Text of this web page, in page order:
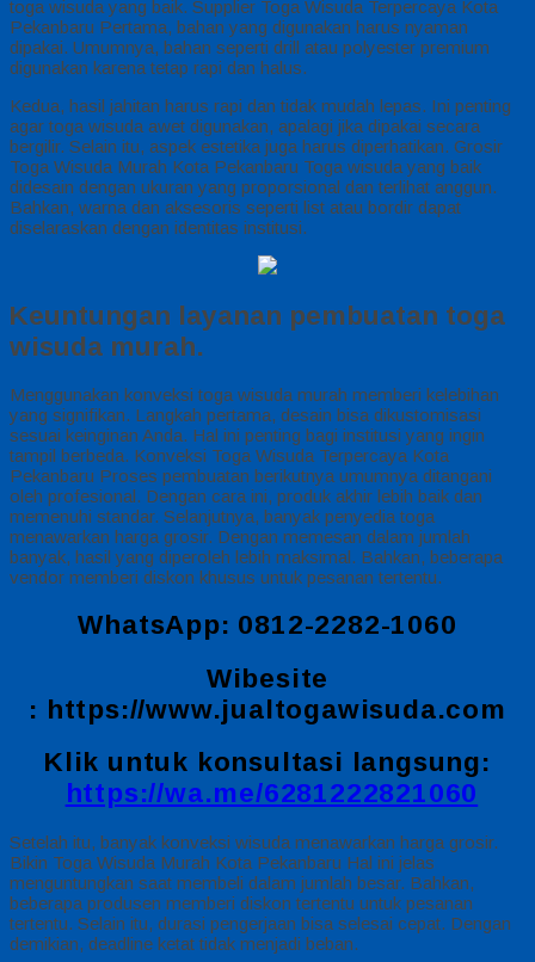
toga wisuda yang baik. Supplier Toga Wisuda Terpercaya Kota
Pekanbaru Pertama, bahan yang digunakan harus nyaman
dipakai. Umumnya, bahan seperti drill atau polyester premium
digunakan karena tetap rapi dan halus.
Kedua, hasil jahitan harus rapi dan tidak mudah lepas. Ini penting
agar toga wisuda awet digunakan, apalagi jika dipakai secara
bergilir. Selain itu, aspek estetika juga harus diperhatikan. Grosir
Toga Wisuda Murah Kota Pekanbaru Toga wisuda yang baik
didesain dengan ukuran yang proporsional dan terlihat anggun.
Bahkan, warna dan aksesoris seperti list atau bordir dapat
diselaraskan dengan identitas institusi.
Keuntungan layanan pembuatan toga
wisuda murah.
Menggunakan konveksi toga wisuda murah memberi kelebihan
yang signifikan. Langkah pertama, desain bisa dikustomisasi
sesuai keinginan Anda. Hal ini penting bagi institusi yang ingin
tampil berbeda. Konveksi Toga Wisuda Terpercaya Kota
Pekanbaru Proses pembuatan berikutnya umumnya ditangani
oleh profesional. Dengan cara ini, produk akhir lebih baik dan
memenuhi standar. Selanjutnya, banyak penyedia toga
menawarkan harga grosir. Dengan memesan dalam jumlah
banyak, hasil yang diperoleh lebih maksimal. Bahkan, beberapa
vendor memberi diskon khusus untuk pesanan tertentu.
WhatsApp: 0812-2282-1060
Wibesite
: https://www.jualtogawisuda.com
Klik untuk konsultasi langsung:
https://wa.me/6281222821060
Setelah itu, banyak konveksi wisuda menawarkan harga grosir.
Bikin Toga Wisuda Murah Kota Pekanbaru Hal ini jelas
menguntungkan saat membeli dalam jumlah besar. Bahkan,
beberapa produsen memberi diskon tertentu untuk pesanan
tertentu. Selain itu, durasi pengerjaan bisa selesai cepat. Dengan
demikian, deadline ketat tidak menjadi beban.